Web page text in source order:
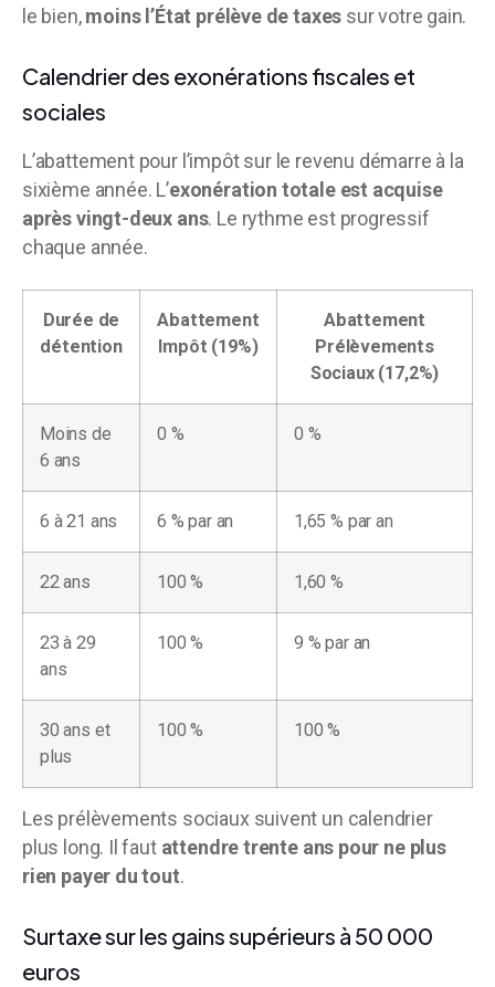
le bien,moins l’État prélève de taxes sur votre gain.
Calendrier des exonérations fiscales et
sociales
L’abattement pour l’impôt sur le revenu démarre à la
sixième année. L’exonération totale est acquise
après vingt-deux ans. Le rythme est progressif
chaque année.
Durée de
détention
Abattement
Impôt (19%)
Abattement
Prélèvements
Sociaux (17,2%)
Moins de
6 ans
0 % 0 %
6 à 21 ans 6 % par an 1,65 % par an
22 ans 100 % 1,60 %
23 à 29
ans
100 % 9 % par an
30 ans et
plus
100 % 100 %
Les prélèvements sociaux suivent un calendrier
plus long. Il faut attendre trente ans pour ne plus
rien payer du tout.
Surtaxe sur les gains supérieurs à 50 000
euros